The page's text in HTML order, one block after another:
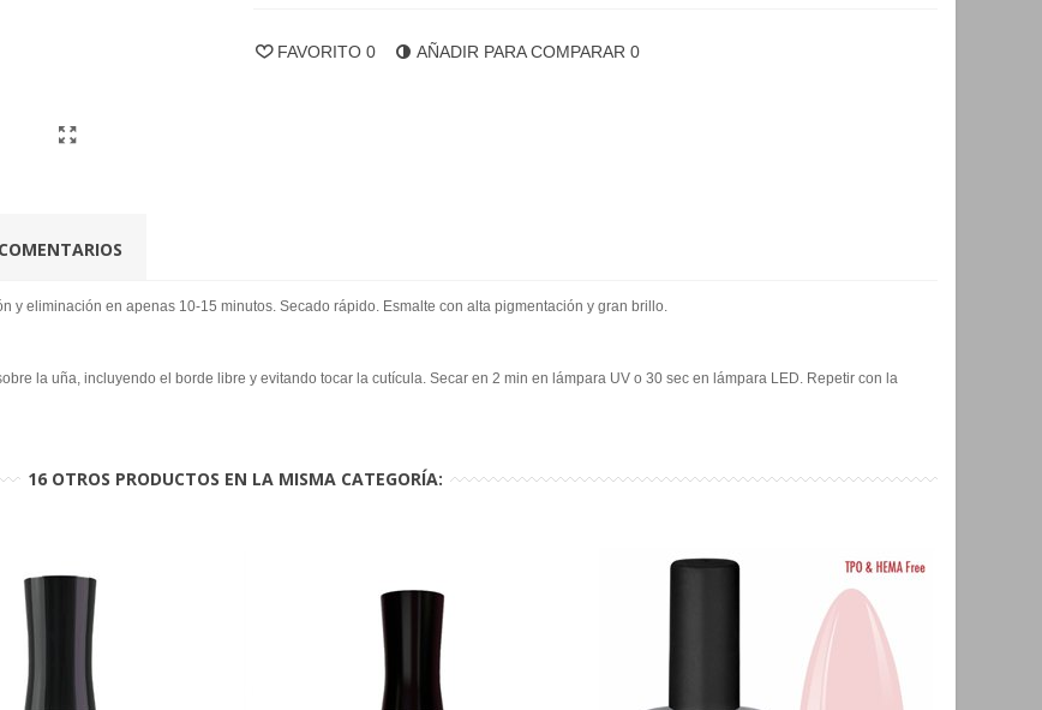
FAVORITO 0 AÑADIR PARA COMPARAR 0
COMENTARIOS
y eliminación en apenas 10-15 minutos. Secado rápido. Esmalte con alta pigmentación y gran brillo.
la uña, incluyendo el borde libre y evitando tocar la cutícula. Secar en 2 min en lámpara UV o 30 sec en lámpara LED. Repetir con la
16 OTROS PRODUCTOS EN LA MISMA CATEGORÍA: